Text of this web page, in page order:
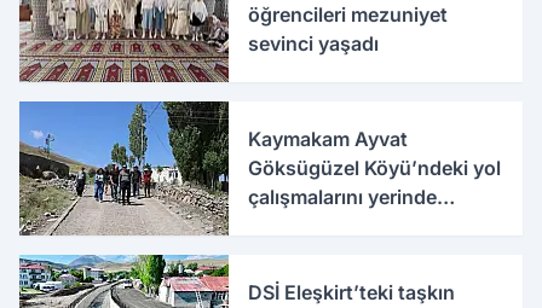
öğrencileri mezuniyet
sevinci yaşadı
Kaymakam Ayvat
Göksügüzel Köyü’ndeki yol
çalışmalarını yerinde
DSİ Eleşkirt’teki taşkın